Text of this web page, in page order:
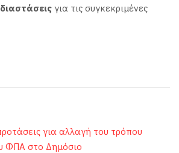
για τις συγκεκριμένες
για αλλαγή του τρόπου
ΦΠΑ στο Δημόσιο